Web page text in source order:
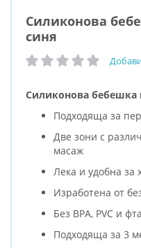
Силиконова
синя
рейтинг:
Силиконова бебешка
Подходяща за
Две зони с
масаж
Лека и удобна
Изработена от
Без BPA, PVC и
Подходяща за 3